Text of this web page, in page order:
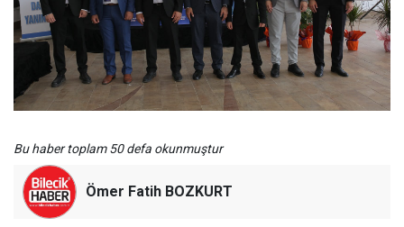
Bu haber toplam 50 defa okunmuştur
Ömer Fatih BOZKURT